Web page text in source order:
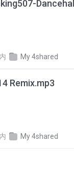
内 My 4shared
Remix.mp3
内 My 4shared